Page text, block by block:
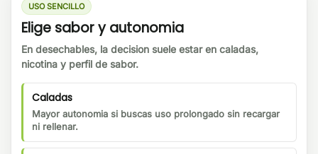
USO SENCILLO
Elige sabor y autonomia
En desechables, la decision suele estar en caladas,
nicotina y perfil de sabor.
Caladas
Mayor autonomia si buscas uso prolongado sin recargar
ni rellenar.